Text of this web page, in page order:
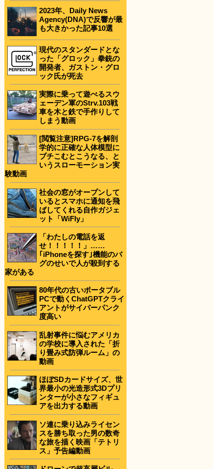
2023年、Daily News
Agency(DNA)で反響が最
も大きかった記事10選
現代のスタンダードとな
った「グロック」拳銃の
開発者、ガストン・グロ
ック氏が死去
実際に乗って遊べるスウ
ェーデン軍のStrv.103戦
車を木と鉄で手作りして
しまう動画
[閲覧注意]RPG-7を解剖
学的に正確な人体模型に
ブチこむとこうなる、と
いうスローモーション実
験動画
社会の窓がオープンして
いるとスマホに通知を飛
ばしてくれる自作ガジェ
ット「WiFly」
「わたしの電話を返
せ！！！！！」……
｢iPhoneを探す｣機能のバ
グのせいで人が殺到する
家がある
80年代の古いポータブル
PCで動くChatGPTクライ
アントがサイバーパンク
度高い
乱射事件に悩むアメリカ
の学校に導入された「折
り畳み式防弾ルーム」の
動画
ほぼSDカードサイズ、世
界最小の光造形式3Dプリ
ンターが小さなフィギュ
アを出力する動画
ソ連に乗り込みライセン
スを勝ち取った男の数奇
な旅を描く映画「テトリ
ス」予告編動画